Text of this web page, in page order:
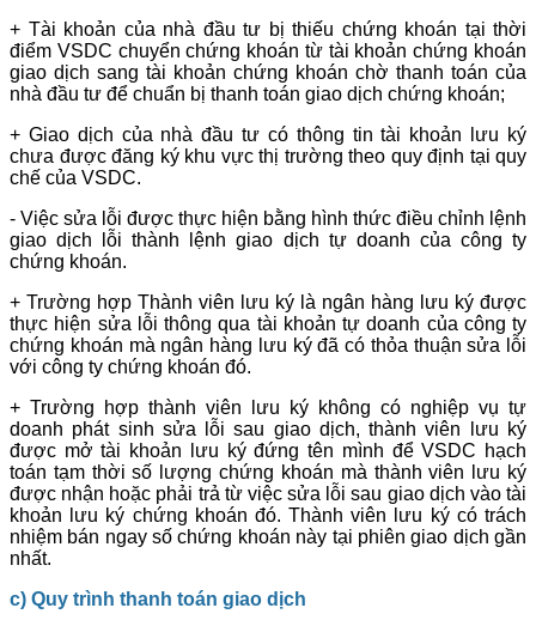
+ Tài khoản của nhà đầu tư bị thiếu chứng khoán tại thời
điểm VSDC chuyển chứng khoán từ tài khoản chứng khoán
giao dịch sang tài khoản chứng khoán chờ thanh toán của
nhà đầu tư để chuẩn bị thanh toán giao dịch chứng khoán;
+ Giao dịch của nhà đầu tư có thông tin tài khoản lưu ký
chưa được đăng ký khu vực thị trường theo quy định tại quy
chế của VSDC.
- Việc sửa lỗi được thực hiện bằng hình thức điều chỉnh lệnh
giao dịch lỗi thành lệnh giao dịch tự doanh của công ty
chứng khoán.
+ Trường hợp Thành viên lưu ký là ngân hàng lưu ký được
thực hiện sửa lỗi thông qua tài khoản tự doanh của công ty
chứng khoán mà ngân hàng lưu ký đã có thỏa thuận sửa lỗi
với công ty chứng khoán đó.
+ Trường hợp thành viên lưu ký không có nghiệp vụ tự
doanh phát sinh sửa lỗi sau giao dịch, thành viên lưu ký
được mở tài khoản lưu ký đứng tên mình để VSDC hạch
toán tạm thời số lượng chứng khoán mà thành viên lưu ký
được nhận hoặc phải trả từ việc sửa lỗi sau giao dịch vào tài
khoản lưu ký chứng khoán đó. Thành viên lưu ký có trách
nhiệm bán ngay số chứng khoán này tại phiên giao dịch gần
nhất.
c) Quy trình thanh toán giao dịch